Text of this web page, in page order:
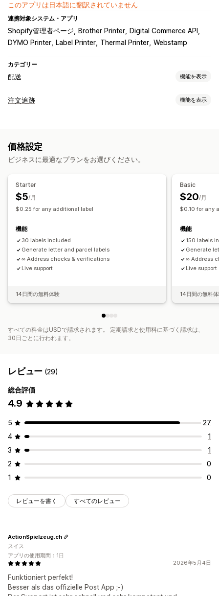
このアプリは日本語に翻訳されていません
連携対象システム・アプリ
Shopify管理者ページ Brother Printer
Digital Commerce API
DYMO Printer
Label Printer Thermal Printer Webstamp
カテゴリー
配送 機能を表示
ラベルと梱包
配送品の管理
注文の同期
リアルタイム追跡 メール通知
注文追跡 機能を表示
通知
価格設定
ビジネスに最適なプランをお選びください。
Starter
$5/月
$0.25 for any additional label
機能
30 labels included
Generate letter and parcel labels
∞ Address checks & verifications
Live support
14日間の無料体験
Basic
$20/月
$0.10 for any
機能
150 labels
Generate
∞ Address
Live support
14日間の無料
すべての料金はUSDで請求されます。 定期請求と使用料に基づく請求は、
30日ごとに行われます。
レビュー (29)
総合評価
4.9
5
27
4
1
3
1
2
0
1
0
レビューを書く すべてのレビュー
2026年5月4日
Funktioniert perfekt!
Besser als das offizielle Post App ;-)
ActionSpielzeug.ch
スイス
アプリの使用期間：1日